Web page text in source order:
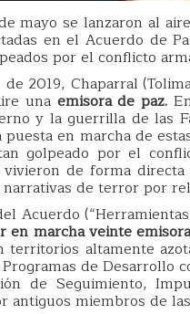
mayo se lanzaron al
en el Acuerdo de
por el conflicto
2019, Chaparral
una emisora de paz.
y la guerrilla de las
en marcha de
golpeado por el
de forma
de terror por
Acuerdo
en marcha veinte
territorios altamente
de Desarrollo
de Seguimiento,
antiguos miembros de